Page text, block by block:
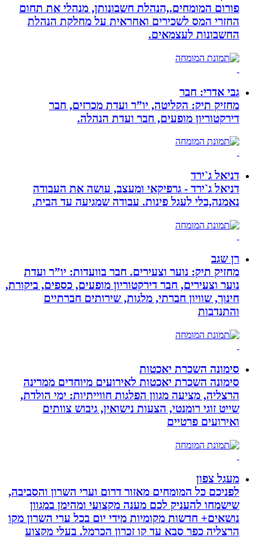
פורום המומחים.,הנהלת חשבונותן, מנהלי את תחום
החזרי המס לשכירים ואחראית על מחלקת הנהלת
החשבונות לעצמאים.
גבי אדרי: חבר
מחזיק תיק: הקליטה, יו”ר ועדת מכרזים, חבר
דירקטוריון מופעים, חבר ועדת הנהלה.
דניאל ג`ירד
דניאל ג`ירד - גרפיקאי ומעצב, עושה את העבודה
נאמנה,בלי לעגל פינות. עבודה שמגיעה עד הבית.
רן שגב
מחזיק תיק: נוער וצעירים. חבר בוועדות: יו”ר ועדת
נוער וצעירים, חבר דירקטוריון מופעים, כספים, ביקורת,
חינוך, שוויון חברתי, מלגות, שירותים חברתיים
והתנדבות
סימונה השכרת יאכטות
סימונה השכרת יאכטות לאירועים מיוחדים ממרינה
הרצליה, מציעה מגוון הפלגות חווייתיות: ימי הולדת,
שייט זוגי רומנטי, הצעות נישואין, גיבוש צוותים
ואירועים פרטיים
מעגל צפון
לפניכם כל המומחים מאזור דרום וערי השרון והסביבה,
שישמחו להעניק לכם מענה מקצועי ומהימן במגוון
נושאים+ חדשות מקומיות מידי יום בכל ערי השרון מקו
הרצליה כפר סבא עד קו זכרון הכרמל. בעלי מקצוע